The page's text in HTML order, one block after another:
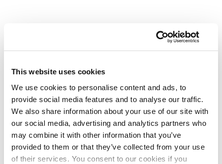
This website uses cookies
We use cookies to personalise content and ads, to
provide social media features and to analyse our traffic.
We also share information about your use of our site with
our social media, advertising and analytics partners who
may combine it with other information that you’ve
provided to them or that they’ve collected from your use
of their services. You consent to our cookies if you
2023.03.27
三井化学株式会社
当社は、下記のとおり人事異動を行う予定ですので、ご
連絡申し上げます。
人事異動のご連絡(PDF : 72.7KB)
三井化学株式会社 本部長及び本社部レベル長一覧
（2023年4月1日）(PDF : 261.2KB)